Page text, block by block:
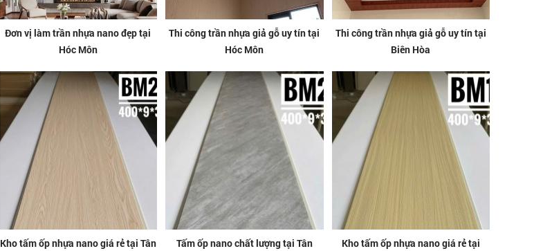
Đơn vị làm trần nhựa nano đẹp tại
Hóc Môn
Thi công trần nhựa giả gỗ uy tín tại
Hóc Môn
Thi công trần nhựa giả gỗ uy tín tại
Biên Hòa
Kho tấm ốp nhựa nano giá rẻ tại Tân
Tấm ốp nano chất lượng tại Tân
Kho tấm ốp nhựa nano giá rẻ tại